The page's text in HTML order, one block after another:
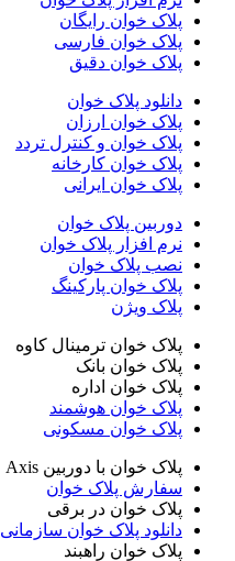
پلاک خوان رایگان
پلاک خوان فارسی
پلاک خوان دقیق
دانلود پلاک خوان
پلاک خوان ارزان
پلاک خوان و کنترل تردد
پلاک خوان کارخانه
پلاک خوان ایرانی
دوربین پلاک خوان
نرم افزار پلاک خوان
نصب پلاک خوان
پلاک خوان پارکینگ
پلاک ویژن
پلاک خوان ترمینال کاوه
پلاک خوان بانک
پلاک خوان اداره
پلاک خوان هوشمند
پلاک خوان مسکونی
پلاک خوان با دوربین Axis
سفارش پلاک خوان
پلاک خوان در برقی
دانلود پلاک خوان سازمانی
پلاک خوان راهبند